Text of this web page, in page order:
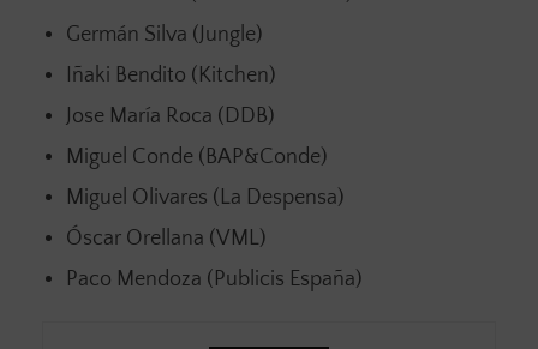
Germán Silva (Jungle)
Iñaki Bendito (Kitchen)
Jose María Roca (DDB)
Miguel Conde (BAP&Conde)
Miguel Olivares (La Despensa)
Óscar Orellana (VML)
Paco Mendoza (Publicis España)